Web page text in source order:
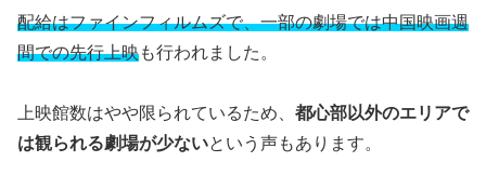
配給はファインフィルムズで、一部の劇場では中国映画週
間での先行上映も行われました。
上映館数はやや限られているため、 都心部以外のエリアで
は観られる劇場が少ないという声もあります。